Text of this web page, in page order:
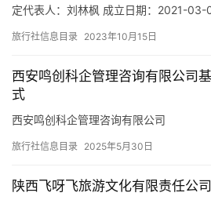
定代表人：刘林枫 成立日期：2021-
91610111MAB0RDDR3N 注册地址：陕
目：信息咨询服…
旅行社信息目录 2023年10月15日
西安鸣创科企管理咨询有限公司
式
西安鸣创科企管理咨询有限公司
旅行社信息目录 2025年5月30日
陕西飞呀飞旅游文化有限责任公司